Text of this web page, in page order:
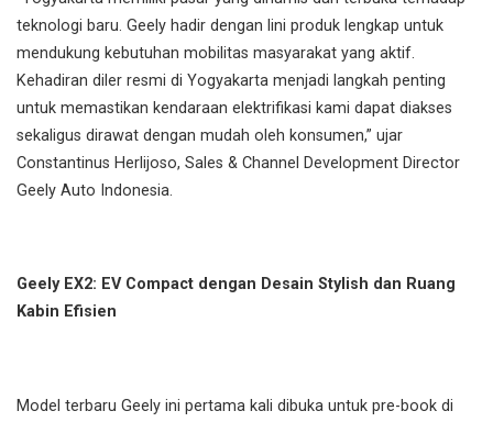
teknologi baru. Geely hadir dengan lini produk lengkap untuk
mendukung kebutuhan mobilitas masyarakat yang aktif.
Kehadiran diler resmi di Yogyakarta menjadi langkah penting
untuk memastikan kendaraan elektrifikasi kami dapat diakses
sekaligus dirawat dengan mudah oleh konsumen,” ujar
Constantinus Herlijoso, Sales & Channel Development Director
Geely Auto Indonesia.
Geely EX2: EV Compact dengan Desain Stylish dan Ruang
Kabin Efisien
Model terbaru Geely ini pertama kali dibuka untuk pre-book di